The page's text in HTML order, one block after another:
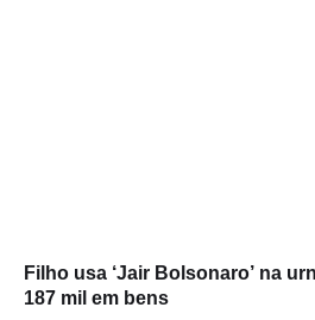
Filho usa ‘Jair Bolsonaro’ na
187 mil em bens